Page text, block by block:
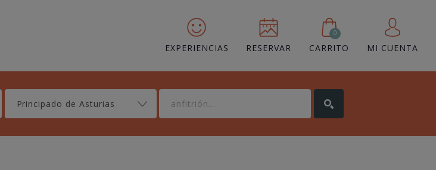
EXPERIENCIAS RESERVAR
0
CARRITO MI CUENTA
Principado de Asturias